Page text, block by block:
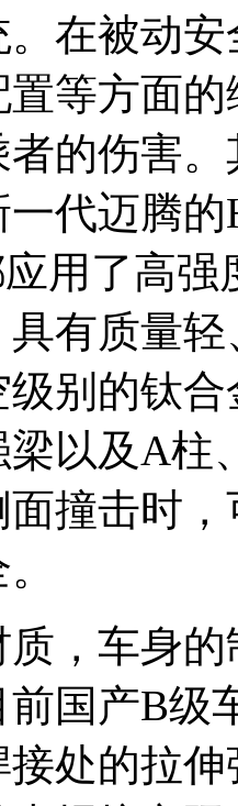
在被动
置等方面
的伤害
代迈腾的
用了高
有质量
别的钛
以及A柱
撞击时
质，车身
国产B级
处的拉